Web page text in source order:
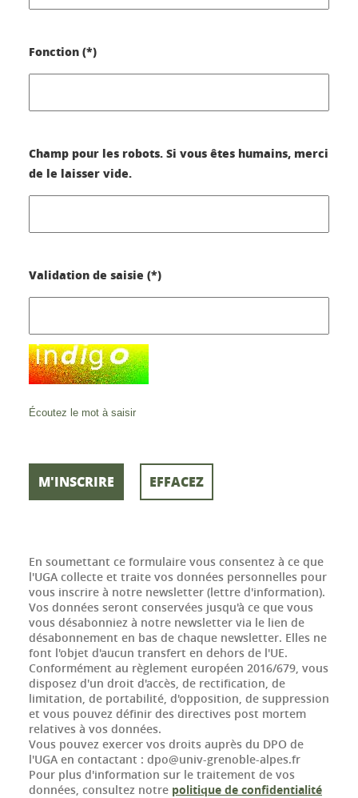
Fonction (*)
Champ pour les robots. Si vous êtes humains, merci
de le laisser vide.
Validation de saisie (*)
Écoutez le mot à saisir
En soumettant ce formulaire vous consentez à ce que
l'UGA collecte et traite vos données personnelles pour
vous inscrire à notre newsletter (lettre d'information).
Vos données seront conservées jusqu'à ce que vous
vous désabonniez à notre newsletter via le lien de
désabonnement en bas de chaque newsletter. Elles ne
font l'objet d'aucun transfert en dehors de l'UE.
Conformément au règlement européen 2016/679, vous
disposez d'un droit d'accès, de rectification, de
limitation, de portabilité, d'opposition, de suppression
et vous pouvez définir des directives post mortem
relatives à vos données.
Vous pouvez exercer vos droits auprès du DPO de
l'UGA en contactant : dpo@univ-grenoble-alpes.fr
Pour plus d'information sur le traitement de vos
données, consultez notre politique de confidentialité